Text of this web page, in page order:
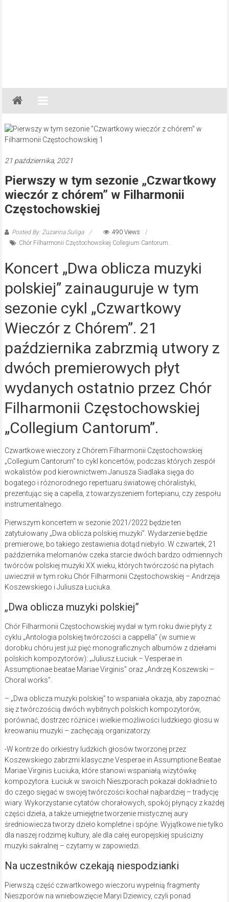
Gazeta
Regionalna
Częstochowa,
Kłobuck,
Myszków
21 października, 2021
Pierwszy w tym sezonie „Czwartkowy
wieczór z chórem” w Filharmonii
Częstochowskiej
Posted By: Zuzanna Suliga
490 Views
Chór Filharmonii Częstochowskiej Collegium Cantorum.
Koncert „Dwa oblicza muzyki
polskiej” zainauguruje w tym
sezonie cykl „Czwartkowy
Wieczór z Chórem”. 21
października zabrzmią utwory z
dwóch premierowych płyt
wydanych ostatnio przez Chór
Filharmonii Częstochowskiej
„Collegium Cantorum”.
Czwartkowe wieczory z Chórem Filharmonii Częstochowskiej
„Collegium Cantorum” to cykl koncertów, podczas których zespół
wokalistów pod kierownictwem Janusza Siadlaka sięga do
bogatego i różnorodnego repertuaru światowej chóralistyki,
prezentując się a capella, z towarzyszeniem fortepianu, czy zespołu
instrumentalnego.
Pierwszym koncertem w sezonie 2021/2022 będzie ten
zatytułowany „Dwa oblicza polskiej muzyki”. Wydarzenie będzie
premierowe, bo takiego zestawienia dotąd niebyło. W czwartek, 21
października melomanów czeka starcie dwóch bardzo odmiennych
twórców polskiej muzyki XX wieku, których twórczość na płytach
uwiecznił w tym roku Chór Filharmonii Częstochowskiej – Andrzeja
Koszewskiego i Juliusza Łuciuka.
„Dwa oblicza muzyki polskiej”
Chór Filharmonii Częstochowskiej wydał w tym roku dwie płyty z
cyklu „Antologia polskiej twórczości a cappella” (w sumie w
dorobku chóru jest już pięć monograficznych albumów z dziełami
polskich kompozytorów): „Juliusz Łuciuk – Vesperae in
Assumptionae beatae Mariae Virginis” oraz „Andrzej Koszewski –
Choral works”.
– „Dwa oblicza muzyki polskiej” to wspaniała okazja, aby zapoznać
się z twórczością dwóch wybitnych polskich kompozytorów,
porównać, dostrzec różnice i wielkie możliwości ludzkiego głosu w
kreowaniu muzyki – zachęcają organizatorzy.
-W kontrze do orkiestry ludzkich głosów tworzonej przez
Koszewskiego zabrzmi klasyczne Vesperae in Assumptione Beatae
Mariae Virginis Łuciuka, które stanowi wspaniałą wizytówkę
kompozytora. Łuciuk w swoich Nieszporach pokazał dokładnie to
do czego sięgać w swojej twórczości kochał najbardziej – tradycję
wiary. Wykorzystanie cytatów chorałowych, spokój płynący z każdej
części dzieła, a także umiejętne tworzenie mistycznej aury
średniowiecza tworzy dzieło kompletne i spójne. Wyjątkowe nie tylko
dla naszej rodzimej kultury, ale dla całej europejskiej spuścizny
muzyki sakralnej – czytamy w zapowiedzi.
Na uczestników czekają niespodzianki
Pierwszą część czwartkowego wieczoru wypełnią fragmenty
Nieszporów na wniebowzięcie Maryi Dziewicy, czyli ponad